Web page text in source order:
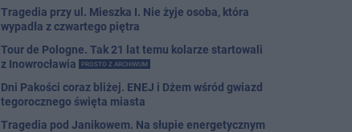
Tragedia przy ul. Mieszka I. Nie żyje osoba, która
wypadła z czwartego piętra
Tour de Pologne. Tak 21 lat temu kolarze startowali
z Inowrocławia
PROSTO Z ARCHIWUM
Dni Pakości coraz bliżej. ENEJ i Dżem wśród gwiazd
tegorocznego święta miasta
Tragedia pod Janikowem. Na słupie energetycznym